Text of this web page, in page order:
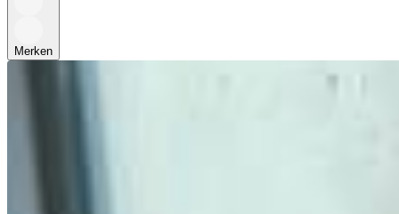
Merken